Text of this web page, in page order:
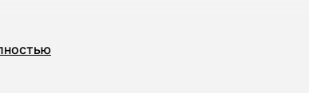
подключить домашний интернет